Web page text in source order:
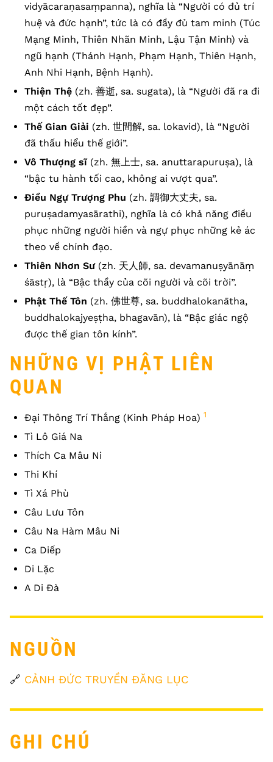
vidyācaraṇasaṃpanna), nghĩa là “Người có đủ trí
huệ và đức hạnh”, tức là có đầy đủ tam minh (Túc
Mạng Minh, Thiên Nhãn Minh, Lậu Tận Minh) và
ngũ hạnh (Thánh Hạnh, Phạm Hạnh, Thiên Hạnh,
Anh Nhi Hạnh, Bệnh Hạnh).
Thiện Thệ (zh. 善逝, sa. sugata), là “Người đã ra đi
một cách tốt đẹp”.
Thế Gian Giải (zh. 世間解, sa. lokavid), là “Người
đã thấu hiểu thế giới”.
Vô Thượng sĩ(zh. 無上士, sa. anuttarapuruṣa), là
“bậc tu hành tối cao, không ai vượt qua”.
Điều Ngự Trượng Phu (zh. 調御大丈夫, sa.
puruṣadamyasārathi), nghĩa là có khả năng điều
phục những người hiền và ngự phục những kẻ ác
theo về chính đạo.
Thiên Nhơn Sư(zh. 天人師, sa. devamanuṣyānāṃ
śāstṛ), là “Bậc thầy của cõi người và cõi trời”.
Phật Thế Tôn (zh. 佛世尊, sa. buddhalokanātha,
buddhalokajyeṣṭha, bhagavān), là “Bậc giác ngộ
được thế gian tôn kính”.
NHỮNG VỊ PHẬT LIÊN
QUAN
Đại Thông Trí Thắng (Kinh Pháp Hoa) 1
Tì Lô Giá Na
Thích Ca Mâu Ni
Thi Khí
Tì Xá Phù
Câu Lưu Tôn
Câu Na Hàm Mâu Ni
Ca Diếp
Di Lặc
A Di Đà
NGUỒN
🔗 CẢNH ĐỨC TRUYỀN ĐĂNG LỤC
GHI CHÚ